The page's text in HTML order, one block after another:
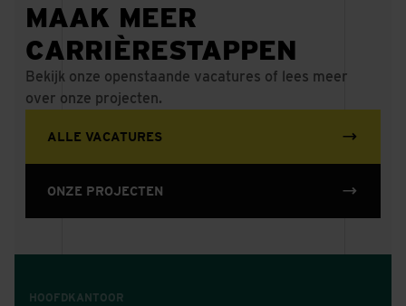
MAAK MEER
CARRIÈRESTAPPEN
Bekijk onze openstaande vacatures of lees meer
over onze projecten.
ALLE VACATURES
ONZE PROJECTEN
HOOFDKANTOOR